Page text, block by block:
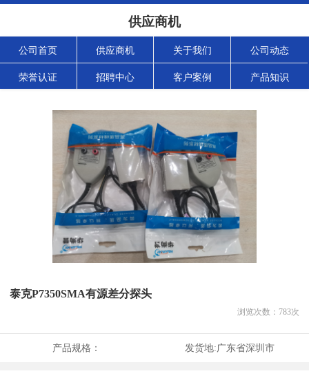
供应商机
公司首页 供应商机 关于我们 公司动态
荣誉认证 招聘中心 客户案例 产品知识
泰克P7350SMA有源差分探头
浏览次数： 783次
产品规格： 发货地:广东省深圳市